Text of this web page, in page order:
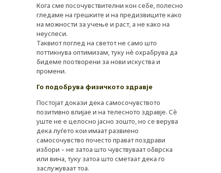
КОНТАКТ
Кога сме посочувствителни кон себе, полесно
гледаме на грешките и на предизвиците како
на можности за учење и раст, а не како на
неуспеси.
Таквиот поглед на светот не само што
поттикнува оптимизам, туку нè охрабрува да
бидеме поотворени за нови искуства и
промени.
Го подобрува физичкото здравје
Постојат докази дека самосочувството
позитивно влијае и на телесното здравје. Сè
уште не е целосно јасно зошто, но се верува
дека луѓето кои имаат развиено
самосочувство почесто прават поздрави
избори – не затоа што чувствуваат обврска
или вина, туку затоа што сметаат дека го
заслужуваат тоа.